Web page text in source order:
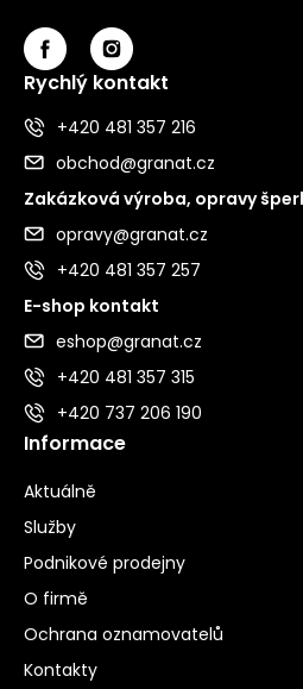
Rychlý kontakt
+420 481 357 216
obchod@granat.cz
Zakázková výroba, opravy
opravy@granat.cz
+420 481 357 257
E-shop kontakt
eshop@granat.cz
+420 481 357 315
+420 737 206 190
Informace
Aktuálně
Služby
Podnikové prodejny
O firmě
Ochrana oznamovatelů
Kontakty